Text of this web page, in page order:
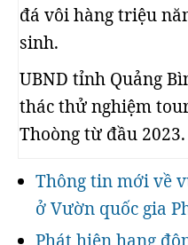
đá vôi hàng triệu
sinh.
UBND tỉnh Quảng
thác thử nghiệm
Thoòng từ đầu 2023.
Thông tin mới về
ở Vườn quốc gia